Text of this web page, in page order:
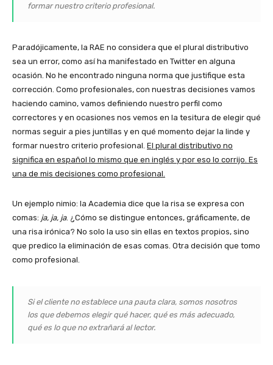
formar nuestro criterio profesional.
Paradójicamente, la RAE no considera que el plural distributivo
sea un error, como así ha manifestado en Twitter en alguna
ocasión. No he encontrado ninguna norma que justifique esta
corrección. Como profesionales, con nuestras decisiones vamos
haciendo camino, vamos definiendo nuestro perfil como
correctores y en ocasiones nos vemos en la tesitura de elegir qué
normas seguir a pies juntillas y en qué momento dejar la linde y
formar nuestro criterio profesional. El plural distributivo no
significa en español lo mismo que en inglés y por eso lo corrijo. Es
una de mis decisiones como profesional.
Un ejemplo nimio: la Academia dice que la risa se expresa con
comas: ja, ja, ja. ¿Cómo se distingue entonces, gráficamente, de
una risa irónica? No solo la uso sin ellas en textos propios, sino
que predico la eliminación de esas comas. Otra decisión que tomo
como profesional.
Si el cliente no establece una pauta clara, somos nosotros
los que debemos elegir qué hacer, qué es más adecuado,
qué es lo que no extrañará al lector.